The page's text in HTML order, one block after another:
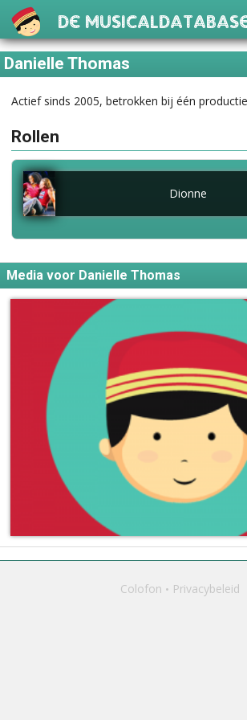
De
Danielle Thomas
Actief sinds 2005, betrokken bij één
Rollen
Dionne
Media voor Danielle Thomas
Colofon Privacybeleid